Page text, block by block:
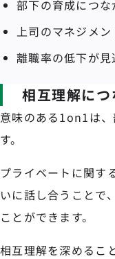
部下の育成につな
上司のマネジメ
離職率の低下が見
相互理解につ
意味のある1on1は
す。
プライベートに関す
いに話し合うことで
ことができます。
相互理解を深めるこ